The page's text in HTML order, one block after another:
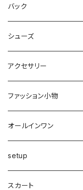
パーカー・トレーナー
裏起毛
サマーニット
その他
ニットトップス
異素材
カシミヤ
ベスト
変形
カーディガン付き
マキシ丈
オールインワン
セットアップ
変形
ベスト
ニット
キャミワンピース
中綿
ブルゾン
カーデ・ベスト
ベスト
その他
ベスト
スカート
ロングコート
カーディガン
ロングシャツ
スカート
フレアー
プリーツ
パンツ
スウェット
ジョガー
デニム
スパッツ・レギンス・タイツ
ハイウエスト
ワイド
ニット
バック
ショルダー
クラッチ
カゴbag
肩掛け
clear
デザインbag
シューズ
ブーツ
スニーカー
パンプス
サンダル
アクセサリー
ピアス・イヤリング
ピアス
リング
リング
ブレス・アンクレット
ネックレス
ファッション小物
帽子
巻き物
ソックス
オールインワン
setup
Top's
スカート